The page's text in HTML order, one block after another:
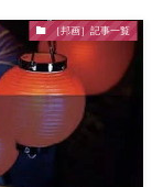
［邦画］記事一覧